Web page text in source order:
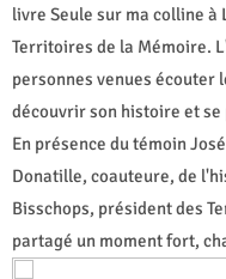
livre Seule sur ma colline à
Territoires de la Mémoire.
personnes venues écouter
découvrir son histoire et
En présence du témoin
Donatille, coauteure, de
Bisschops, président des
partagé un moment fort,